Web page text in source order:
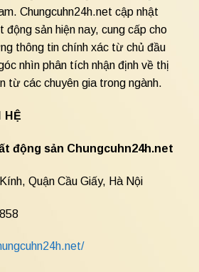
Chungcuhn24h.net cập nhật
sản hiện nay, cung cấp cho
thông tin chính xác từ chủ đầu
nhìn phân tích nhận định về thị
từ các chuyên gia trong ngành.
HỆ
động sản Chungcuhn24h.net
Quận Cầu Giấy, Hà Nội